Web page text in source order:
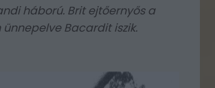
háború. Brit ejtőernyős a
ünnepelve Bacardit iszik.